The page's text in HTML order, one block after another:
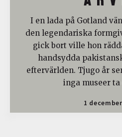
I en lada på Gotland
den legendariska
gick bort ville hon
handsydda
eftervärlden. Tjugo år
inga museer ta
1